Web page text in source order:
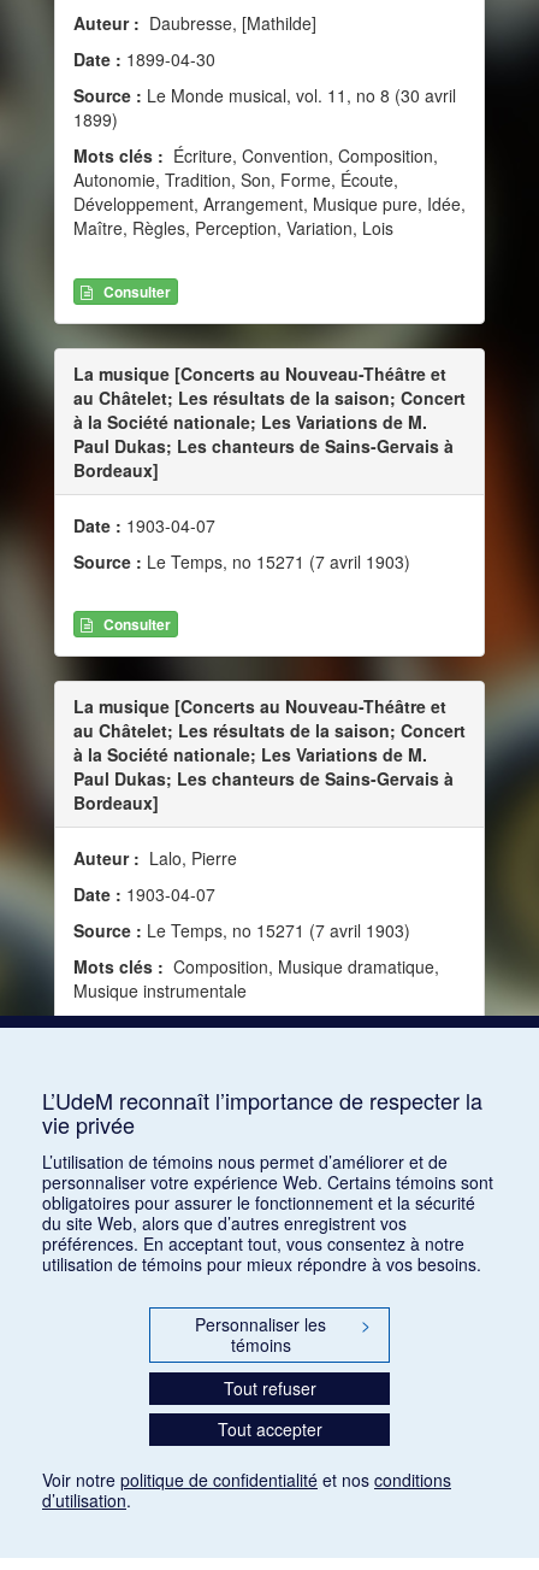
Auteur : Daubresse, [Mathilde]
Date : 1899-04-30
Source : Le Monde musical, vol. 11, no 8 (30 avril
1899)
Mots clés : Écriture, Convention, Composition,
Autonomie, Tradition, Son, Forme, Écoute,
Développement, Arrangement, Musique pure, Idée,
Maître, Règles, Perception, Variation, Lois
Consulter
La musique [Concerts au Nouveau-Théâtre et
au Châtelet; Les résultats de la saison; Concert
à la Société nationale; Les Variations de M.
Paul Dukas; Les chanteurs de Sains-Gervais à
Bordeaux]
Date : 1903-04-07
Source : Le Temps, no 15271 (7 avril 1903)
Consulter
La musique [Concerts au Nouveau-Théâtre et
au Châtelet; Les résultats de la saison; Concert
à la Société nationale; Les Variations de M.
Paul Dukas; Les chanteurs de Sains-Gervais à
Bordeaux]
Auteur : Lalo, Pierre
Date : 1903-04-07
Source : Le Temps, no 15271 (7 avril 1903)
Mots clés : Composition, Musique dramatique,
Musique instrumentale
1 2 3 4 5 … 14
L’UdeM reconnaît l’importance de respecter la
vie privée
L’utilisation de témoins nous permet d’améliorer et de
personnaliser votre expérience Web. Certains témoins sont
obligatoires pour assurer le fonctionnement et la sécurité
du site Web, alors que d’autres enregistrent vos
préférences. En acceptant tout, vous consentez à notre
utilisation de témoins pour mieux répondre à vos besoins.
Personnaliser les
témoins
>
Tout refuser
Tout accepter
Voir notre politique de confidentialité et nos conditions
d’utilisation.